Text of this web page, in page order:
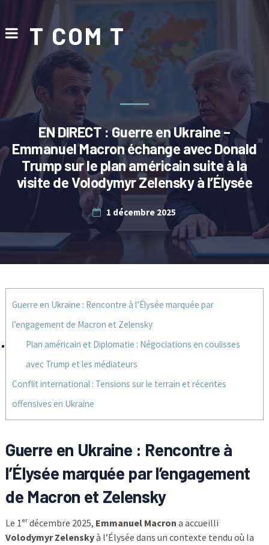
T COM T
EN DIRECT : Guerre en Ukraine –
Emmanuel Macron échange avec Donald
Trump sur le plan américain suite à la
visite de Volodymyr Zelensky à l’Élysée
1 décembre 2025
Guerre en Ukraine : Rencontre à l’Élysée marquée par
l’engagement de Macron et Zelensky
Plan américain et Diplomatie : Négociations en coulisses
avec Trump et les médiateurs
Conflit international : Tensions sur le terrain et récentes
offensives en Ukraine
Guerre en Ukraine : Rencontre à
l’Élysée marquée par l’engagement
de Macron et Zelensky
Le 1ᵉʳ décembre 2025, Emmanuel Macron a accueilli
Volodymyr Zelenskyà l’Élysée dans un contexte tendu où la